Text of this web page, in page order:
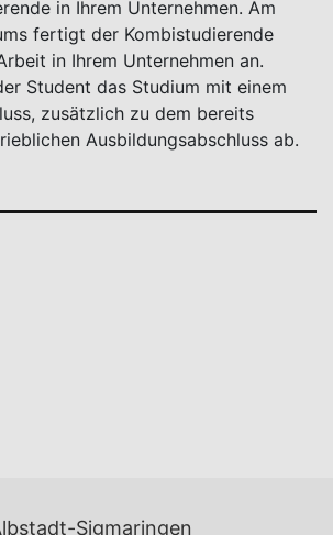
in Ihrem Unternehmen. Am
fertigt der Kombistudierende
in Ihrem Unternehmen an.
Student das Studium mit einem
zusätzlich zu dem bereits
Ausbildungsabschluss ab.